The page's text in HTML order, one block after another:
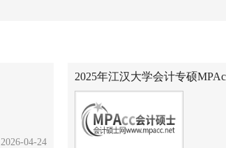
2026-04-24
2025年江汉大学会计专硕